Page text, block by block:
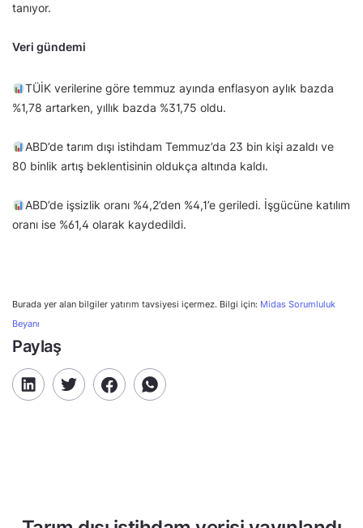
tanıyor.
Veri gündemi
TÜİK verilerine göre temmuz ayında enflasyon aylık bazda
%1,78 artarken, yıllık bazda %31,75 oldu.
ABD’de tarım dışı istihdam Temmuz’da 23 bin kişi azaldı ve
80 binlik artış beklentisinin oldukça altında kaldı.
ABD’de işsizlik oranı %4,2’den %4,1’e geriledi. İşgücüne katılım
oranı ise %61,4 olarak kaydedildi.
Burada yer alan bilgiler yatırım tavsiyesi içermez. Bilgi için: Midas Sorumluluk
Beyanı
Paylaş